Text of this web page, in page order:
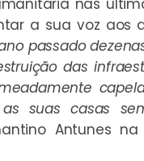
nas
a sua voz
passado
das
as suas casas
Antunes